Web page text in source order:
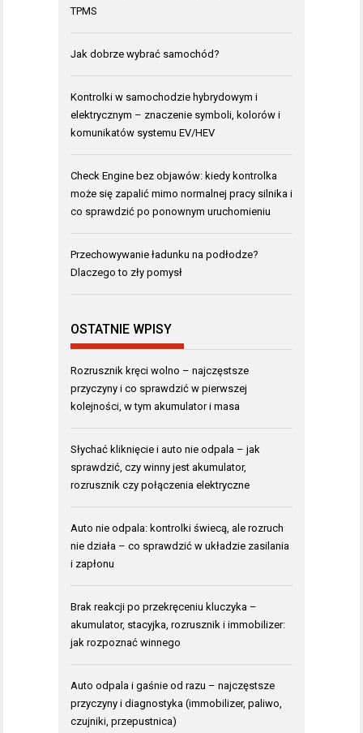
TPMS
Jak dobrze wybrać samochód?
Kontrolki w samochodzie hybrydowym i
elektrycznym – znaczenie symboli, kolorów i
komunikatów systemu EV/HEV
Check Engine bez objawów: kiedy kontrolka
może się zapalić mimo normalnej pracy silnika i
co sprawdzić po ponownym uruchomieniu
Przechowywanie ładunku na podłodze?
Dlaczego to zły pomysł
OSTATNIE WPISY
Rozrusznik kręci wolno – najczęstsze
przyczyny i co sprawdzić w pierwszej
kolejności, w tym akumulator i masa
Słychać kliknięcie i auto nie odpala – jak
sprawdzić, czy winny jest akumulator,
rozrusznik czy połączenia elektryczne
Auto nie odpala: kontrolki świecą, ale rozruch
nie działa – co sprawdzić w układzie zasilania
i zapłonu
Brak reakcji po przekręceniu kluczyka –
akumulator, stacyjka, rozrusznik i immobilizer:
jak rozpoznać winnego
Auto odpala i gaśnie od razu – najczęstsze
przyczyny i diagnostyka (immobilizer, paliwo,
czujniki, przepustnica)